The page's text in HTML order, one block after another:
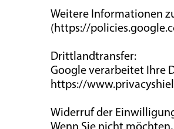
Weitere Informationen
(https://
Drittlandtransfer:
Google verarbeitet Ihre
https://
Widerruf der
Wenn Sie nicht